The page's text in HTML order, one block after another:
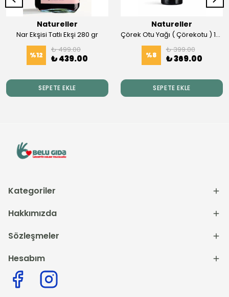
Natureller
Nar Ekşisi Tatlı Ekşi 280 gr
%12
₺ 499.00
₺ 439.00
SEPETE EKLE
Natureller
Çörek Otu Yağı ( Çörekotu ) 100 ml Soğuk Press
%8
₺ 399.00
₺ 369.00
SEPETE EKLE
Kategoriler
Hakkımızda
Sözleşmeler
Hesabım